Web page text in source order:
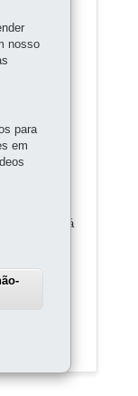
ficará
nosso
para
em